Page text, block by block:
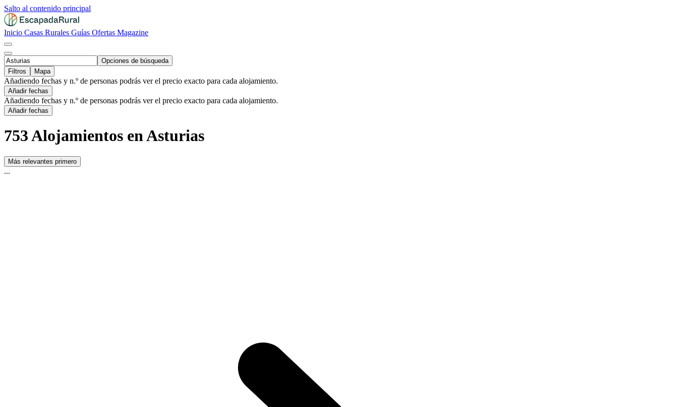
Salto al contenido principal
Inicio Casas Rurales Guías Ofertas Magazine
Opciones de búsqueda
Filtros
Mapa
Añadiendo fechas y n.º de personas podrás ver el precio exacto para cada alojamiento.
Añadir fechas
Añadiendo fechas y n.º de personas podrás ver el precio exacto para cada alojamiento.
Añadir fechas
753 Alojamientos en Asturias
Más relevantes primero
...